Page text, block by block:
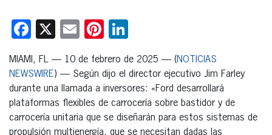
Facebook
X EmailPinterest
MIAMI, FL — 10 de febrero de 2025 — (NOTICIAS
NEWSWIRE) — Según dijo el director ejecutivo Jim Farley
durante una llamada a inversores: «Ford desarrollará
plataformas flexibles de carrocería sobre bastidor y de
carrocería unitaria que se diseñarán para estos sistemas de
propulsión multienergía, que se necesitan dadas las